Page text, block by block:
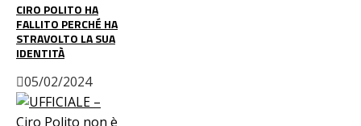
CIRO POLITO HA
FALLITO PERCHÉ HA
STRAVOLTO LA SUA
IDENTITÀ
05/02/2024